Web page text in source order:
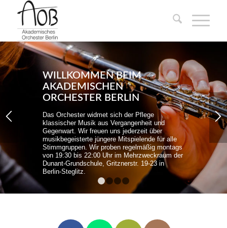
WILLKOMMEN BEIM
AKADEMISCHEN
ORCHESTER BERLIN
Das Orchester widmet sich der Pflege
klassischer Musik aus Vergangenheit und
Gegenwart. Wir freuen uns jederzeit über
musikbegeisterte jüngere Mitspielende für alle
Stimmgruppen. Wir proben regelmäßig montags
von 19:30 bis 22:00 Uhr im Mehrzweckraum der
Dunant-Grundschule, Gritznerstr. 19-23 in
Berlin-Steglitz.